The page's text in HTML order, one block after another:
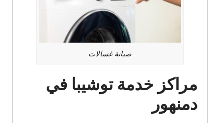
صيانة غسالات
مراكز خدمة توشيبا في
دمنهور